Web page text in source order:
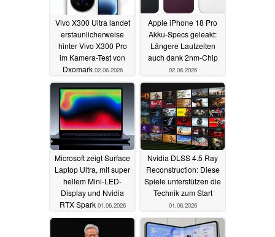
Vivo X300 Ultra landet
erstaunlicherweise
hinter Vivo X300 Pro
im Kamera-Test von
Dxomark 02.06.2026
Apple iPhone 18 Pro
Akku-Specs geleakt:
Längere Laufzeiten
auch dank 2nm-Chip
02.06.2026
Microsoft zeigt Surface
Laptop Ultra, mit super
hellem Mini-LED-
Display und Nvidia
RTX Spark 01.06.2026
Nvidia DLSS 4.5 Ray
Reconstruction: Diese
Spiele unterstützen die
Technik zum Start
01.06.2026